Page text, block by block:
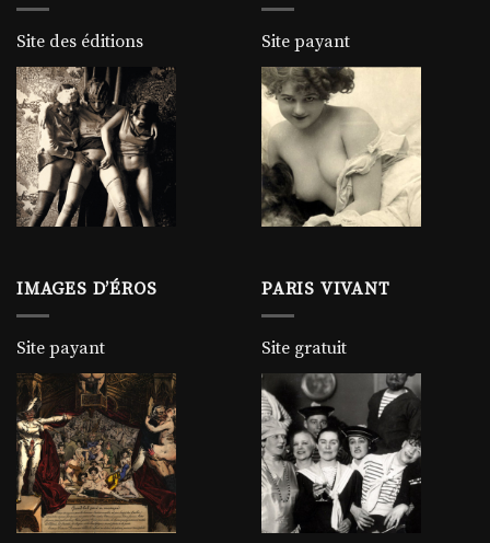
Site des éditions Site payant
IMAGES D’ÉROS
Site payant
PARIS VIVANT
Site gratuit